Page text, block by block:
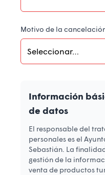
Motivo de la
Información
de datos
El responsable del
personales es el
Sebastián. La
gestión de la
venta de productos